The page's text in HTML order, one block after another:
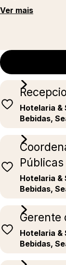
Ver mais
Hotelaria &
Bebidas,
Hotelaria &
Bebidas,
Gerente
Hotelaria &
Bebidas,